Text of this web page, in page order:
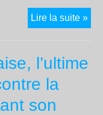
Lire la suite »
sur
l’ultime
la
son